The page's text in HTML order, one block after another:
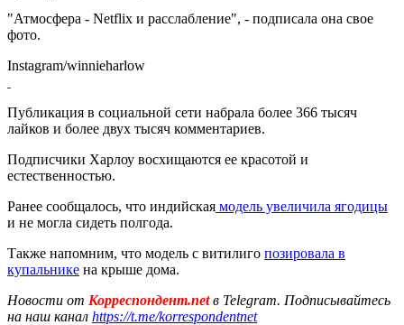
"Атмосфера - Netflix и расслабление", - подписала она свое
фото.
Instagram/winnieharlow
Публикация в социальной сети набрала более 366 тысяч
лайков и более двух тысяч комментариев.
Подписчики Харлоу восхищаются ее красотой и
естественностью.
Ранее сообщалось, что индийская модель увеличила ягодицы
и не могла сидеть полгода.
Также напомним, что модель с витилиго позировала в
купальнике на крыше дома.
Новости от Корреспондент.netв Telegram. Подписывайтесь
на наш канал https://t.me/korrespondentnet